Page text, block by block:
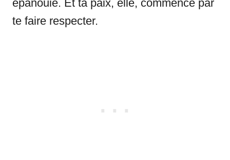
épanouie. Et ta paix, elle, commence par
te faire respecter.